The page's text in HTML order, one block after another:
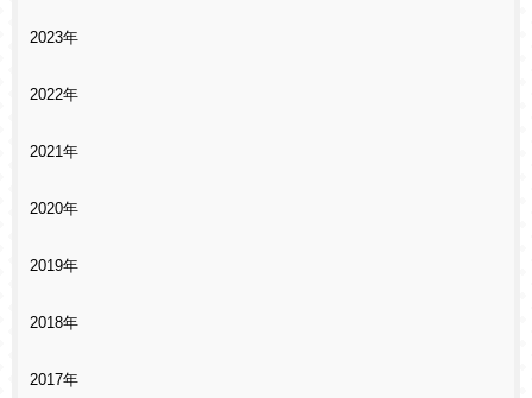
2023年
2022年
2021年
2020年
2019年
2018年
2017年